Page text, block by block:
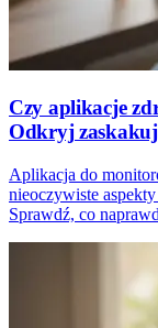
Czy aplikacje
Odkryj
Aplikacja do
nieoczywiste
Sprawdź, co